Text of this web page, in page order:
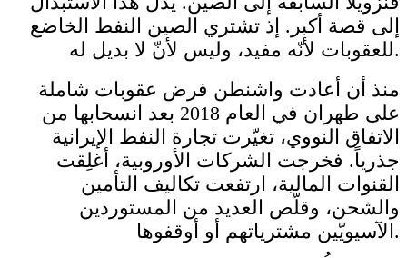
إلى قصة أكبر. إذ تشتري الصين النفط الخاضع
للعقوبات لأنّه مفيد، وليس لأنّ لا بديل له.
منذ أن أعادت واشنطن فرض عقوبات شاملة
على طهران في العام 2018 بعد انسحابها من
الاتفاق النووي، تغيّرت تجارة النفط الإيرانية
جذرياً. فخرجت الشركات الأوروبية، أغلِقت
القنوات المالية، ارتفعت تكاليف التأمين
والشحن، وقلّص العديد من المستوردين
الآسيويّين مشترياتهم أو أوقفوها.